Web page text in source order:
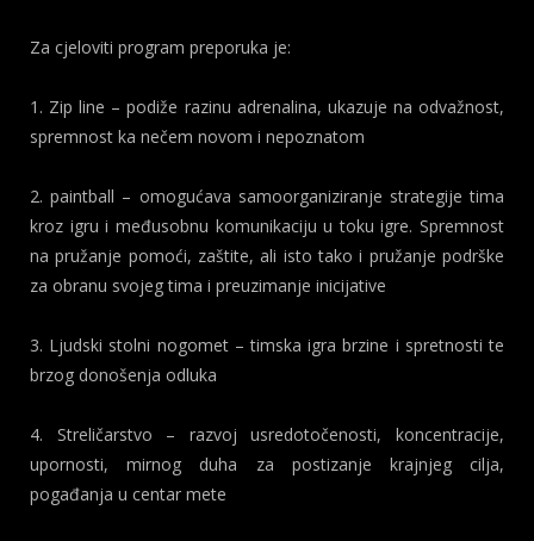
Za cjeloviti program preporuka je:
1. Zip line – podiže razinu adrenalina, ukazuje na odvažnost,
spremnost ka nečem novom i nepoznatom
2. paintball – omogućava samoorganiziranje strategije tima
kroz igru i međusobnu komunikaciju u toku igre. Spremnost
na pružanje pomoći, zaštite, ali isto tako i pružanje podrške
za obranu svojeg tima i preuzimanje inicijative
3. Ljudski stolni nogomet – timska igra brzine i spretnosti te
brzog donošenja odluka
4. Streličarstvo – razvoj usredotočenosti, koncentracije,
upornosti, mirnog duha za postizanje krajnjeg cilja,
pogađanja u centar mete